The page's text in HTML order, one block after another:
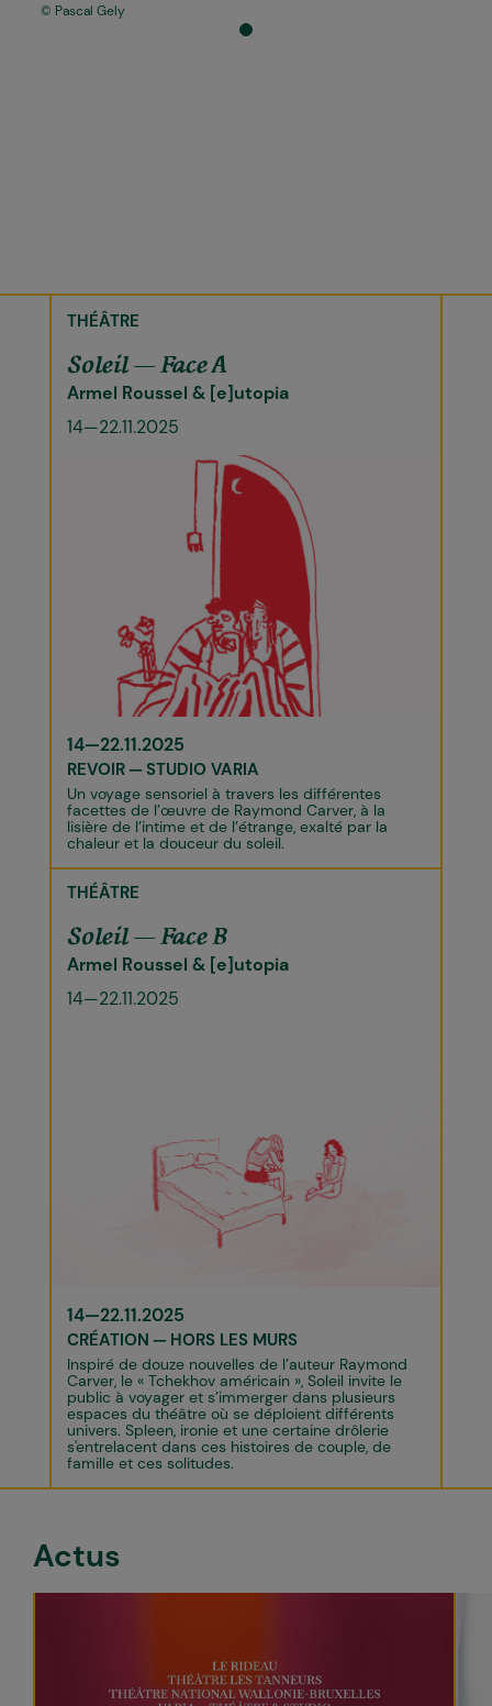
Pascal Gely
THÉÂTRE
Soleil — Face A
Armel Roussel & [e]utopia
14—22.11.2025
14—22.11.2025
REVOIR STUDIO VARIA
Un voyage sensoriel à travers les différentes
facettes de l’œuvre de Raymond Carver, à la
lisière de l’intime et de l’étrange, exalté par la
chaleur et la douceur du soleil.
THÉÂTRE
Soleil — Face B
Armel Roussel & [e]utopia
14—22.11.2025
14—22.11.2025
CRÉATION HORS LES MURS
Inspiré de douze nouvelles de l’auteur Raymond
Carver, le « Tchekhov américain », Soleil invite le
public à voyager et s’immerger dans plusieurs
espaces du théâtre où se déploient différents
univers. Spleen, ironie et une certaine drôlerie
s'entrelacent dans ces histoires de couple, de
famille et ces solitudes.
Actus